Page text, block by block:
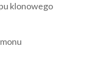
klonowego